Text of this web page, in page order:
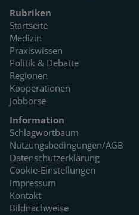
Rubriken
Startseite
Medizin
Praxiswissen
Politik & Debatte
Regionen
Kooperationen
Jobbörse
Information
Schlagwortbaum
Nutzungsbedingungen/AGB
Datenschutzerklärung
Cookie-Einstellungen
Impressum
Kontakt
Bildnachweise